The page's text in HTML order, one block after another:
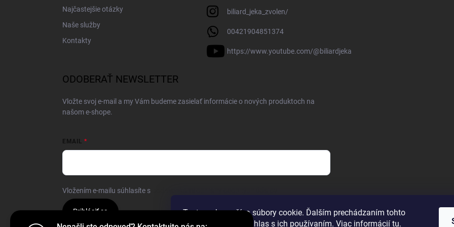
Tento web používa súbory cookie. Ďalším prechádzaním tohto
webu vyjadrujete súhlas s ich používaním. Viac informácií tu.
Najčastejšie otázky
Naše služby
Kontakty
biliard_jeka_zvolen/
00421904851374
https://www.youtube.com/@biliardjeka
ODOBERAŤ NEWSLETTER
Vložte svoj e-mail a my Vám budeme zasielať informácie o nových produktoch na
našom e-shope.
EMAIL
Vložením e-mailu súhlasíte s
Prihlásiť sa